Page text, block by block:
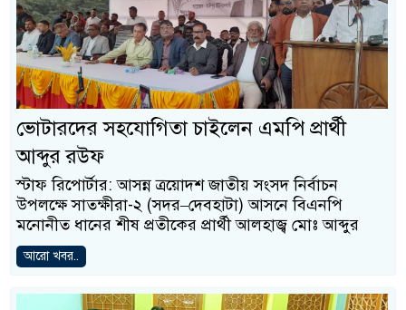
ভোটারদের সহযোগিতা চাইলেন এমপি প্রার্থী
আব্দুর রউফ
স্টাফ রিপোর্টার: আসন্ন ত্রয়োদশ জাতীয় সংসদ নির্বাচন
উপলক্ষে সাতক্ষীরা-২ (সদর–দেবহাটা) আসনে বিএনপি
মনোনীত ধানের শীষ প্রতীকের প্রার্থী আলহাজ্ব মোঃ আব্দুর
আরো খবর..